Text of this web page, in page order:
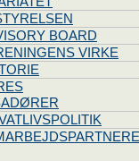
BOARD
VIRKE